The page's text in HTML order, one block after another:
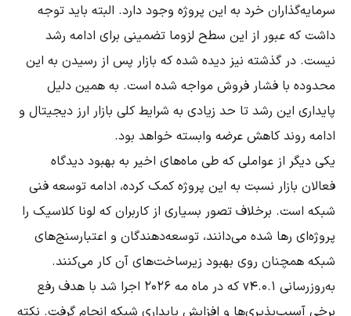
سرمایه‌گذاران خرد به این پروژه وجود دارد. البته باید توجه
داشت که عبور از این سطح لزوما تضمینی برای ادامه رشد
نیست. در گذشته نیز دیده شده که بازار پس از رسیدن به این
محدوده با فشار فروش مواجه شده است. به همین دلیل
پایداری این رشد تا حد زیادی به شرایط کلی بازار ارز دیجیتال و
ادامه روند کاهش عرضه وابسته خواهد بود.
یکی دیگر از عواملی که طی ماه‌های اخیر به بهبود دیدگاه
فعالان بازار نسبت به این پروژه کمک کرده، ادامه توسعه فنی
شبکه است. برخلاف تصور بسیاری از کاربران که لونا کلاسیک را
پروژه‌ای رها شده می‌دانند، توسعه‌دهندگان و اعتبارسنج‌های
شبکه همچنان روی بهبود زیرساخت‌های آن کار می‌کنند.
به‌روزرسانی v4.0.1 که در ماه مه ۲۰۲۶ اجرا شد با هدف رفع
برخی آسیب‌پذیری‌ها و افزایش پایداری شبکه انجام گرفت. نکته